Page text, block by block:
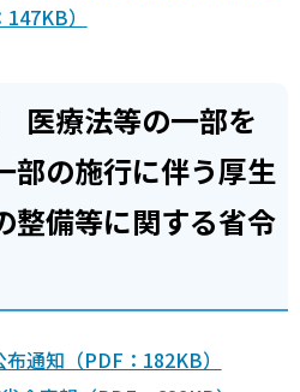
）
医療法等の一部を
部の施行に伴う厚生
整備等に関する省令
布通知（PDF：182KB）